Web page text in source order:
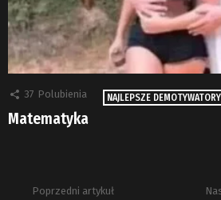
37 Polubienia NAJLEPSZE DEMOTYWATORY
Matematyka
ZobaczPoprzedni artykuł